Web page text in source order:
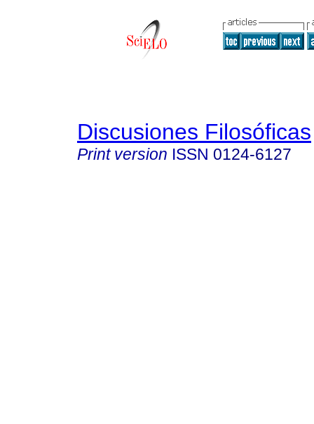
Discusiones Filosóficas
Print version ISSN 0124-6127